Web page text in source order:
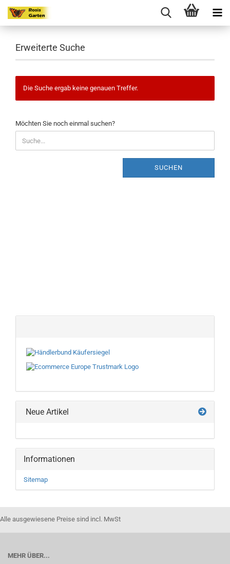
Erweiterte Suche
Die Suche ergab keine genauen Treffer.
MÖCHTEN
SIE
NOCH
EINMAL
Möchten Sie noch einmal suchen?
SUCHEN
Neue Artikel
Informationen
Sitemap
Alle ausgewiesene Preise sind incl. MwSt
MEHR ÜBER...